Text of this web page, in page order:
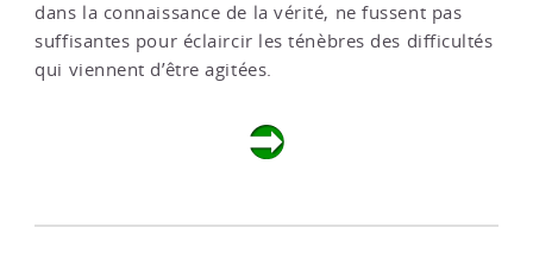
dans la connaissance de la vérité, ne fussent pas
suffisantes pour éclaircir les ténèbres des difficultés
qui viennent d’être agitées.